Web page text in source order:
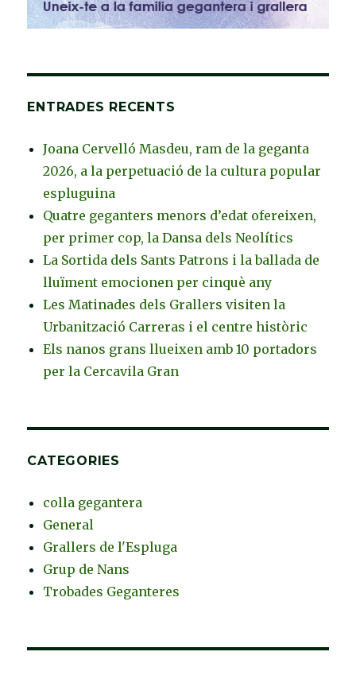
ENTRADES RECENTS
Joana Cervelló Masdeu, ram de la geganta
2026, a la perpetuació de la cultura popular
espluguina
Quatre geganters menors d’edat ofereixen,
per primer cop, la Dansa dels Neolítics
La Sortida dels Sants Patrons i la ballada de
lluïment emocionen per cinquè any
Les Matinades dels Grallers visiten la
Urbanització Carreras i el centre històric
Els nanos grans llueixen amb 10 portadors
per la Cercavila Gran
CATEGORIES
colla gegantera
General
Grallers de l'Espluga
Grup de Nans
Trobades Geganteres